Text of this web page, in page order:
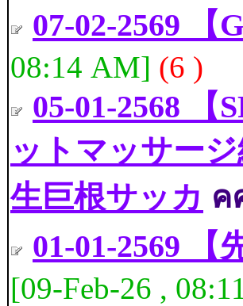
07-02-2569 【
08:14 AM] (6 )
05-01-2568 【
ットマッサー
生巨根サッカ ค
01-01-2569 【
[09-Feb-26 ,